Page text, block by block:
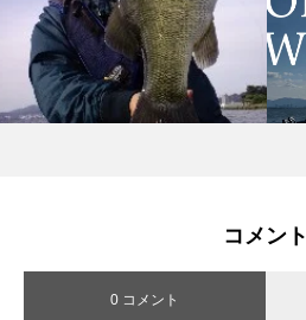
コメント
0 コメント